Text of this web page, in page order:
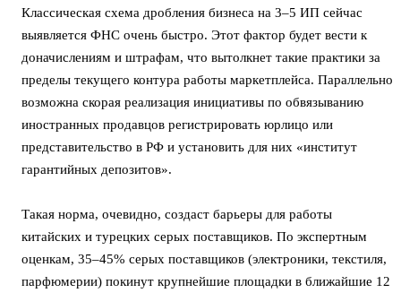
Классическая схема дробления бизнеса на 3–5 ИП сейчас
выявляется ФНС очень быстро. Этот фактор будет вести к
доначислениям и штрафам, что вытолкнет такие практики за
пределы текущего контура работы маркетплейса. Параллельно
возможна скорая реализация инициативы по обвязыванию
иностранных продавцов регистрировать юрлицо или
представительство в РФ и установить для них «институт
гарантийных депозитов».
Такая норма, очевидно, создаст барьеры для работы
китайских и турецких серых поставщиков. По экспертным
оценкам, 35–45% серых поставщиков (электроники, текстиля,
парфюмерии) покинут крупнейшие площадки в ближайшие 12